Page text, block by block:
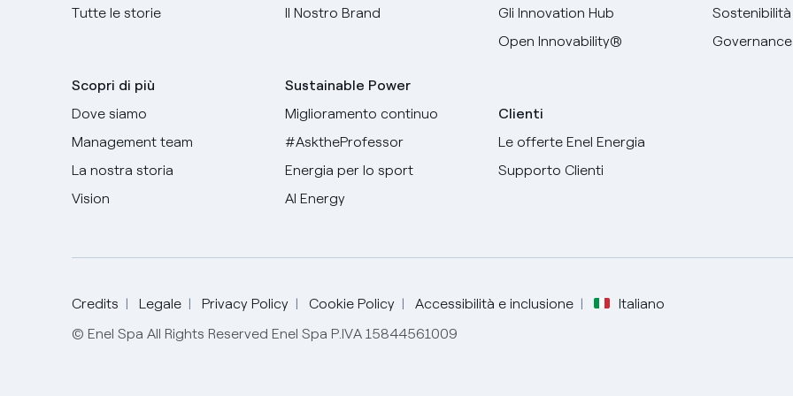
Tutte le storie
Scopri di più
Dove siamo
Management team
La nostra storia
Vision
Il Nostro Brand
Sustainable Power
Miglioramento continuo
#AsktheProfessor
Energia per lo sport
AI Energy
Gli Innovation Hub
Open Innovability®
Clienti
Le offerte Enel Energia
Supporto Clienti
Sostenibilità
Governance
Credits Legale Privacy Policy Cookie Policy Accessibilità e inclusione Italiano
Seleziona la tua lingua
© Enel Spa All Rights Reserved Enel Spa P.IVA 15844561009